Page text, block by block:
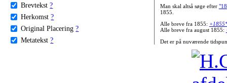
Brevtekst ?
Herkomst ?
Original Placering ?
Metatekst ?
Man skal altså søge efter
1855.
Alle breve fra 1855:
Alle breve fra august 1855:
Det er på nuværende